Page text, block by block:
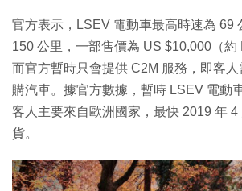
官方表示，LSEV 電動車最高時速為 69
150 公里，一部售價為 US $10,000（約
而官方暫時只會提供 C2M 服務，即客
購汽車。據官方數據，暫時 LSEV 電動
客人主要來自歐洲國家，最快 2019 年 4
貨。